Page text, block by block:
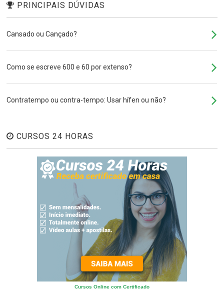
PRINCIPAIS DÚVIDAS
Cansado ou Cançado?
Como se escreve 600 e 60 por extenso?
Contratempo ou contra-tempo: Usar hífen ou não?
CURSOS 24 HORAS
Cursos Online com Certificado